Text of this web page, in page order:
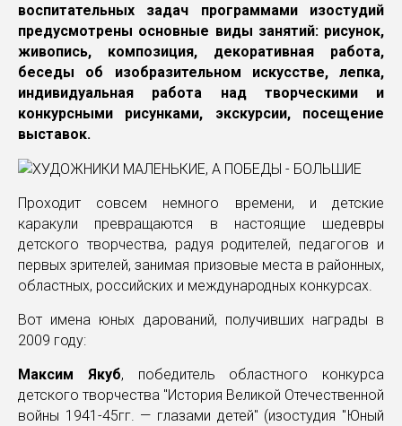
воспитательных задач программами изостудий
предусмотрены основные виды занятий: рисунок,
живопись, композиция, декоративная работа,
беседы об изобразительном искусстве, лепка,
индивидуальная работа над творческими и
конкурсными рисунками, экскурсии, посещение
выставок.
Проходит совсем немного времени, и детские
каракули превращаются в настоящие шедевры
детского творчества, радуя родителей, педагогов и
первых зрителей, занимая призовые места в районных,
областных, российских и международных конкурсах.
Вот имена юных дарований, получивших награды в
2009 году:
Максим Якуб, победитель областного конкурса
детского творчества "История Великой Отечественной
войны 1941-45гг. — глазами детей" (изостудия "Юный